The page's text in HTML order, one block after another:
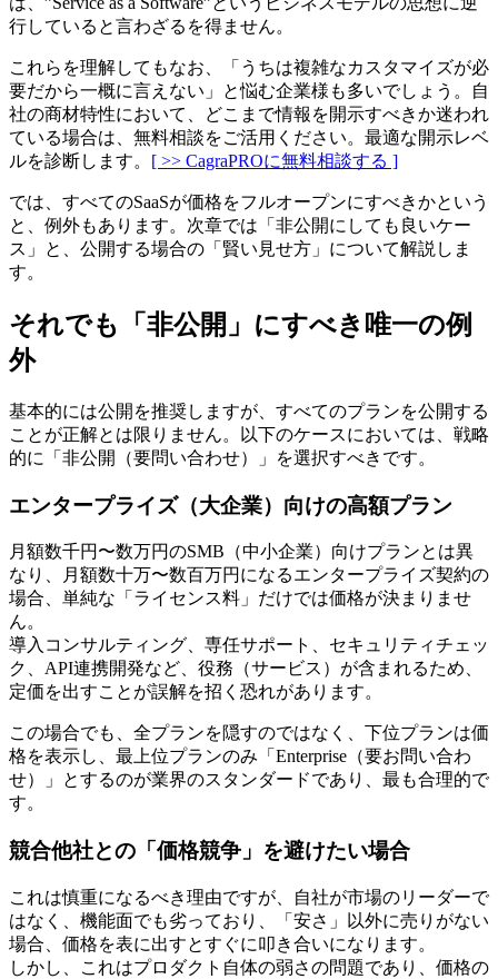
行していると言わざるを得ません。
これらを理解してもなお、「うちは複雑なカスタマイズが必
要だから一概に言えない」と悩む企業様も多いでしょう。自
社の商材特性において、どこまで情報を開示すべきか迷われ
ている場合は、無料相談をご活用ください。最適な開示レベ
ルを診断します。 [ >> CagraPROに無料相談する ]
では、すべてのSaaSが価格をフルオープンにすべきかという
と、例外もあります。次章では「非公開にしても良いケー
ス」と、公開する場合の「賢い見せ方」について解説しま
す。
それでも「非公開」にすべき唯一の例
外
基本的には公開を推奨しますが、すべてのプランを公開する
ことが正解とは限りません。以下のケースにおいては、戦略
的に「非公開（要問い合わせ）」を選択すべきです。
エンタープライズ（大企業）向けの高額プラン
月額数千円〜数万円のSMB（中小企業）向けプランとは異
なり、月額数十万〜数百万円になるエンタープライズ契約の
場合、単純な「ライセンス料」だけでは価格が決まりませ
ん。
導入コンサルティング、専任サポート、セキュリティチェッ
ク、API連携開発など、役務（サービス）が含まれるため、
定価を出すことが誤解を招く恐れがあります。
この場合でも、全プランを隠すのではなく、下位プランは価
格を表示し、最上位プランのみ「Enterprise（要お問い合わ
せ）」とするのが業界のスタンダードであり、最も合理的で
す。
競合他社との「価格競争」を避けたい場合
これは慎重になるべき理由ですが、自社が市場のリーダーで
はなく、機能面でも劣っており、「安さ」以外に売りがない
場合、価格を表に出すとすぐに叩き合いになります。
しかし、これはプロダクト自体の弱さの問題であり、価格の